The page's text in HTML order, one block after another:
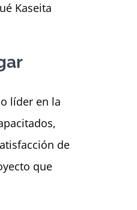
Kaseita
líder en la
de
que